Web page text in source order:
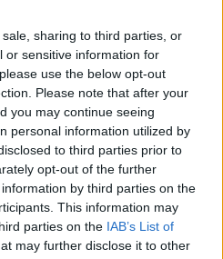
sharing to third parties, or
or sensitive information for
use the below opt-out
Please note that after your
you may continue seeing
personal information utilized by
to third parties prior to
opt-out of the further
by third parties on the
This information may
parties on the IAB’s List of
may further disclose it to other
εκατ. ευρώ και αύξηση κερδών
low & non alcohol